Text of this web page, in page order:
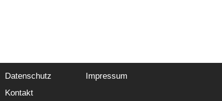
Datenschutz
Impressum
Kontakt